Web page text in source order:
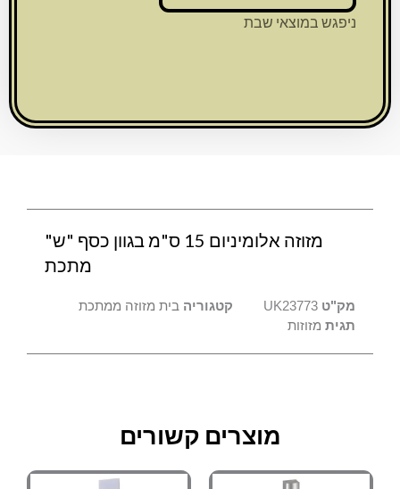
אלומיניום
כסף
"ש"
ניפגש במוצאי שבת
מזוזה אלומיניום 15 ס"מ בגוון כסף "ש"
מתכת
UK23773 קטגוריה בית מזוזה ממתכת
מזוזות
מוצרים קשורים